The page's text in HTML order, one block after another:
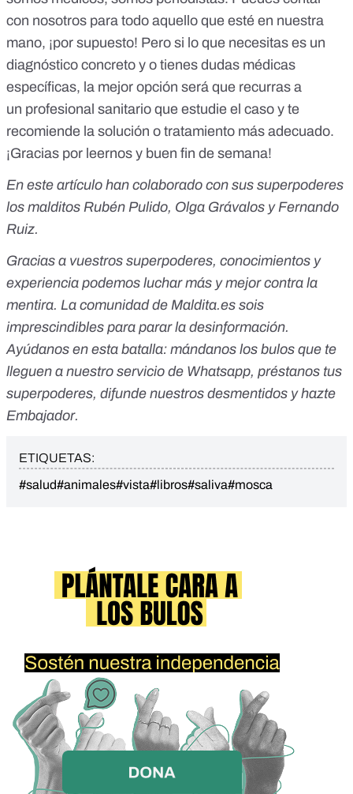
con nosotros para todo aquello que esté en nuestra
mano, ¡por supuesto! Pero si lo que necesitas es un
diagnóstico concreto y o tienes dudas médicas
específicas, la mejor opción será que recurras a
un profesional sanitario que estudie el caso y te
recomiende la solución o tratamiento más adecuado.
¡Gracias por leernos y buen fin de semana!
En este artículo han colaborado con sus superpoderes
los malditos Rubén Pulido, Olga Grávalos y Fernando
Ruiz.
Gracias a vuestros superpoderes, conocimientos y
experiencia podemos luchar más y mejor contra la
mentira. La comunidad de Maldita.es sois
imprescindibles para parar la desinformación.
Ayúdanos en esta batalla: mándanos los bulos que te
lleguen a nuestro servicio de Whatsapp, préstanos tus
superpoderes, difunde nuestros desmentidos yhazte
Embajador.
ETIQUETAS:
#salud#animales#vista#libros#saliva#mosca